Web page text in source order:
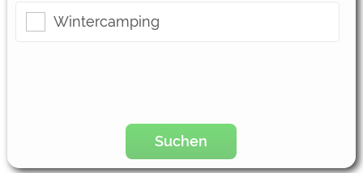
Wintercamping
Suchen